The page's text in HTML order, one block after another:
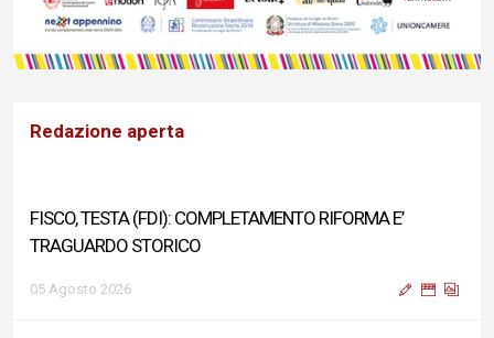
Redazione aperta
FISCO, TESTA (FDI): COMPLETAMENTO RIFORMA E’
TRAGUARDO STORICO
05 Agosto 2026